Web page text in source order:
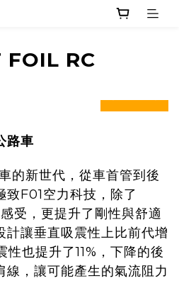
FOIL RC
路車
的新世代，從車首管到後
致F01空力科技，除了
受，更提升了剛性與舒適
計讓垂直吸震性上比前代增
也提升了11%，下降的後
線，讓可能產生的氣流阻力